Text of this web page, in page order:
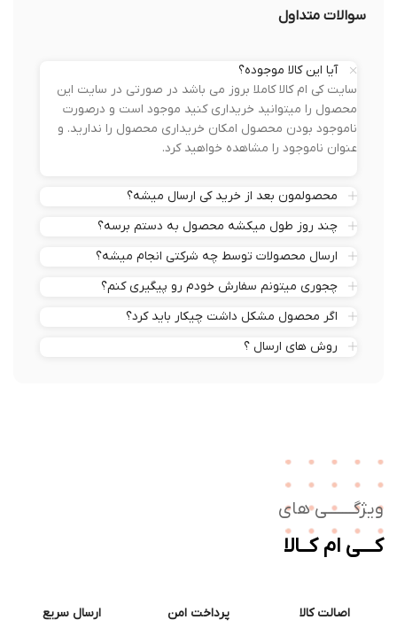
سوالات متداول
آیا این کالا موجوده؟
سایت کی ام کالا کاملا بروز می باشد در صورتی در سایت این
محصول را میتوانید خریداری کنید موجود است و درصورت
ناموجود بودن محصول امکان خریداری محصول را ندارید. و
عنوان ناموجود را مشاهده خواهید کرد.
محصولمون بعد از خرید کی ارسال میشه؟
چند روز طول میکشه محصول به دستم برسه؟
ارسال محصولات توسط چه شرکتی انجام میشه؟
چجوری میتونم سفارش خودم رو پیگیری کنم؟
اگر محصول مشکل داشت چیکار باید کرد؟
روش های ارسال ؟
های
ام کــالا
اصالت کالا پرداخت امن ارسال سریع